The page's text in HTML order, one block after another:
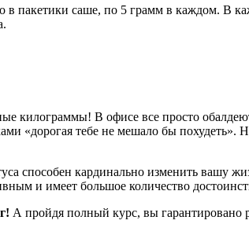
пакетики саше, по 5 грамм в каждом. В
килограммы! В офисе все просто
«дорогая тебе не мешало бы похудеть».
способен кардинально изменить вашу
и имеет большое количество
А пройдя полный курс, вы гарантировано